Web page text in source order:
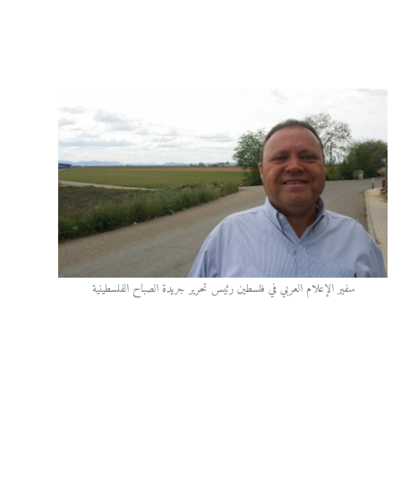
سفير الإعلام العربي في فلسطين رئيس تحرير جريدة الصباح الفلسطينية